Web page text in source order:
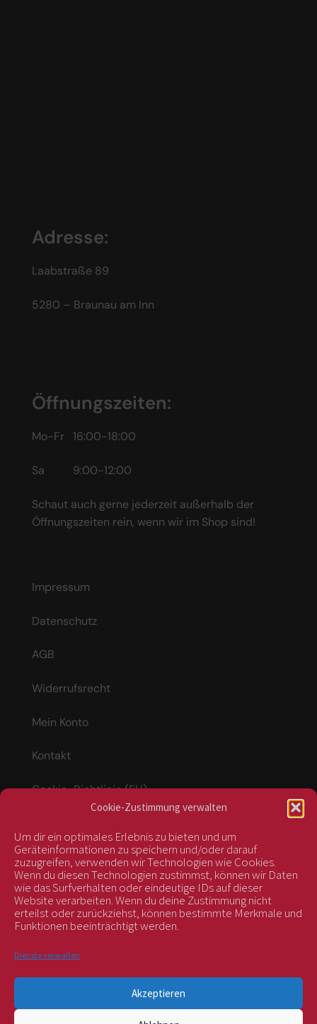
Cookie-Zustimmung verwalten
Um dir ein optimales Erlebnis zu bieten und um
Geräteinformationen zu speichern und/oder darauf
zuzugreifen, verwenden wir Technologien wie Cookies.
Wenn du diesen Technologien zustimmst, können wir Daten
wie das Surfverhalten oder eindeutige IDs auf dieser
Website verarbeiten. Wenn du deine Zustimmung nicht
erteilst oder zurückziehst, können bestimmte Merkmale und
Funktionen beeinträchtigt werden.
Dienste verwalten
Akzeptieren
Adresse:
Laabstraße 89
5280 – Braunau am Inn
Öffnungszeiten:
Mo-Fr 16:00-18:00
Sa 9:00-12:00
Schaut auch gerne jederzeit außerhalb der
Öffnungszeiten rein, wenn wir im Shop sind!
Impressum
Datenschutz
AGB
Widerrufsrecht
Mein Konto
Kontakt
Cookie-Richtlinie (EU)
Vertrag widerrufen
kontrolliert durch: